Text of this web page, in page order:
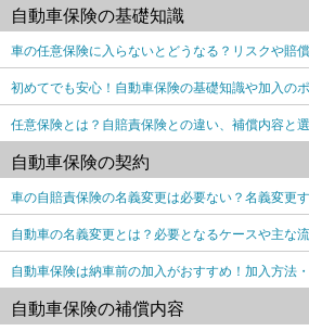
自動車保険の基礎知識
車の任意保険に入らないとどうなる？リスクや賠
初めてでも安心！自動車保険の基礎知識や加入の
任意保険とは？自賠責保険との違い、補償内容と
自動車保険の契約
車の自賠責保険の名義変更は必要ない？名義変更
自動車の名義変更とは？必要となるケースや主な
自動車保険は納車前の加入がおすすめ！加入方法
自動車保険の補償内容